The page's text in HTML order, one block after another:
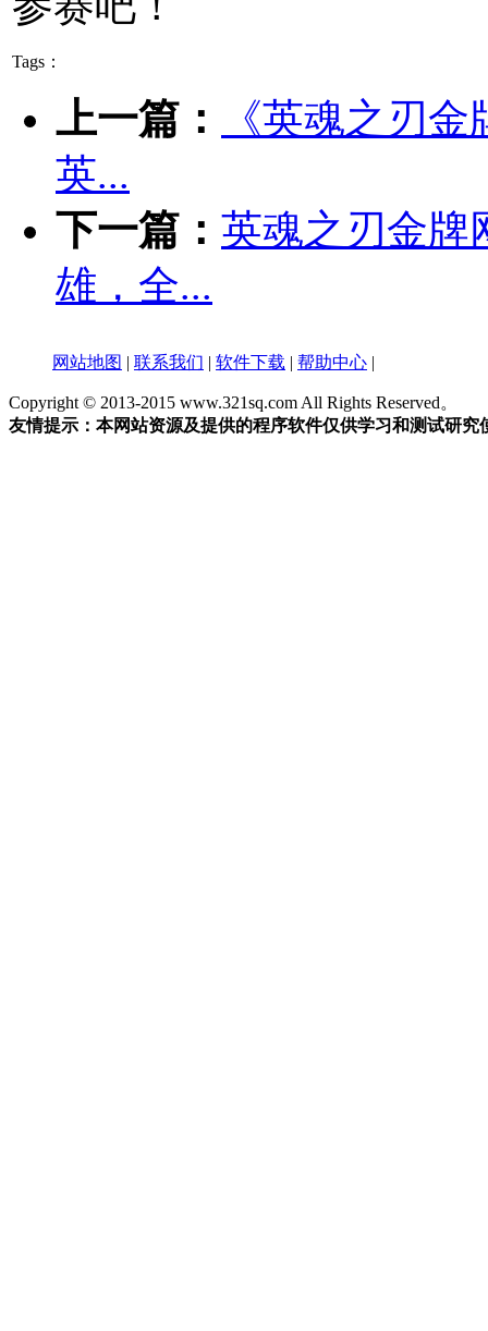
Tags：
上一篇：
《英魂之刃
英...
下一篇： 英魂之刃金牌
雄，全...
网站地图 | 联系我们 | 软件下载 | 帮助中心 |
Copyright © 2013-2015 www.321sq.com All Rights Reserved。
友情提示：本网站资源及提供的程序软件仅供学习和测试研